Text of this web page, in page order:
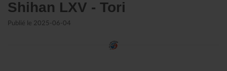
Shihan LXV - Tori
Publié le 2025-06-04